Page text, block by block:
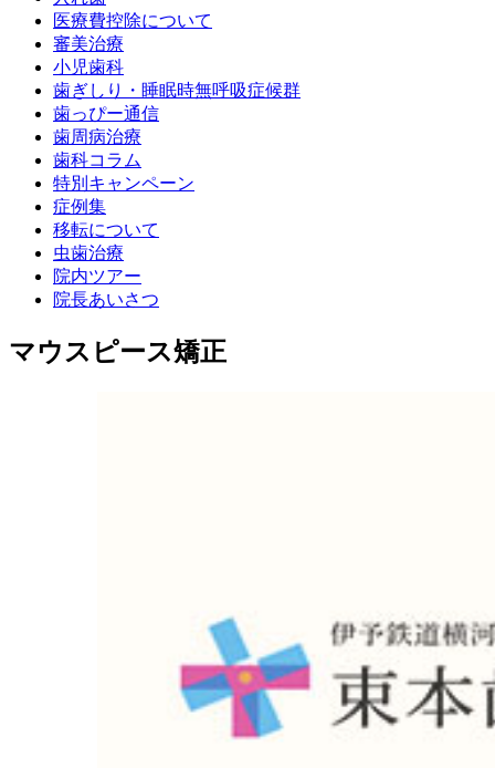
医療費控除について
審美治療
小児歯科
歯ぎしり・睡眠時無呼吸症候群
歯っぴー通信
歯周病治療
歯科コラム
特別キャンペーン
症例集
移転について
虫歯治療
院内ツアー
院長あいさつ
マウスピース矯正